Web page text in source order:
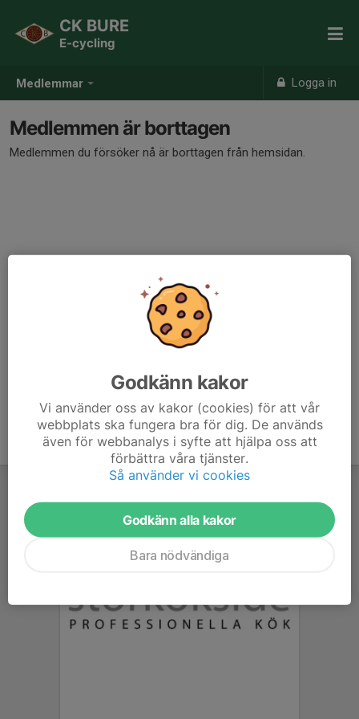
Medlemmar Logga in
CK BURE
E-cycling
Medlemmen är borttagen
Medlemmen du försöker nå är borttagen från hemsidan.
Godkänn kakor
Vi använder oss av kakor (cookies) för att vår
webbplats ska fungera bra för dig. De används
även för webbanalys i syfte att hjälpa oss att
förbättra våra tjänster.
Så använder vi cookies
Godkänn alla kakor
Bara nödvändiga